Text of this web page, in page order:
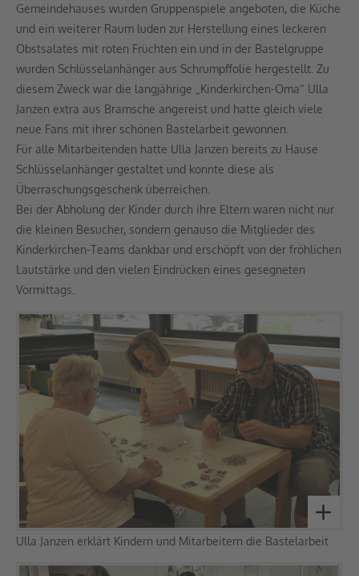
Gemeindehauses wurden Gruppenspiele angeboten, die Küche
und ein weiterer Raum luden zur Herstellung eines leckeren
Obstsalates mit roten Früchten ein und in der Bastelgruppe
wurden Schlüsselanhänger aus Schrumpffolie hergestellt. Zu
diesem Zweck war die langjährige „Kinderkirchen-Oma“ Ulla
Janzen extra aus Bramsche angereist und hatte gleich viele
neue Fans mit ihrer schönen Bastelarbeit gewonnen.
Für alle Mitarbeitenden hatte Ulla Janzen bereits zu Hause
Schlüsselanhänger gestaltet und konnte diese als
Überraschungsgeschenk überreichen.
Bei der Abholung der Kinder durch ihre Eltern waren nicht nur
die kleinen Besucher, sondern genauso die Mitglieder des
Kinderkirchen-Teams dankbar und erschöpft von der fröhlichen
Lautstärke und den vielen Eindrücken eines gesegneten
Vormittags.
Ulla Janzen erklärt Kindern und Mitarbeitern die Bastelarbeit